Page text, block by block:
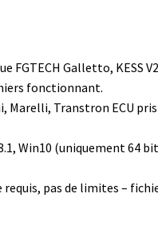
FGTECH Galletto, KESS
fonctionnant.
Marelli, Transtron ECU
Win10 (uniquement 64
pas de limites –